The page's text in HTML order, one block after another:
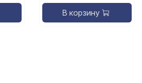
В корзину